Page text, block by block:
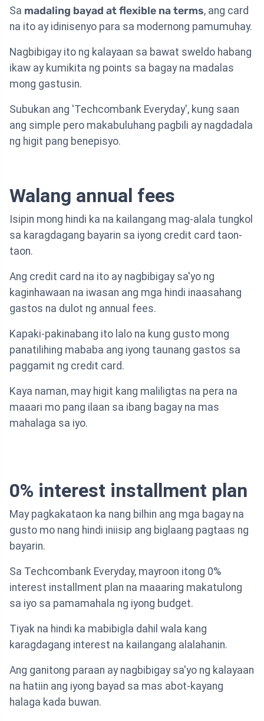
Sa madaling bayad at flexible na terms, ang card
na ito ay idinisenyo para sa modernong pamumuhay.
Nagbibigay ito ng kalayaan sa bawat sweldo habang
ikaw ay kumikita ng points sa bagay na madalas
mong gastusin.
Subukan ang 'Techcombank Everyday', kung saan
ang simple pero makabuluhang pagbili ay nagdadala
ng higit pang benepisyo.
Walang annual fees
Isipin mong hindi ka na kailangang mag-alala tungkol
sa karagdagang bayarin sa iyong credit card taon-
taon.
Ang credit card na ito ay nagbibigay sa'yo ng
kaginhawaan na iwasan ang mga hindi inaasahang
gastos na dulot ng annual fees.
Kapaki-pakinabang ito lalo na kung gusto mong
panatilihing mababa ang iyong taunang gastos sa
paggamit ng credit card.
Kaya naman, may higit kang maliligtas na pera na
maaari mo pang ilaan sa ibang bagay na mas
mahalaga sa iyo.
0% interest installment plan
May pagkakataon ka nang bilhin ang mga bagay na
gusto mo nang hindi iniisip ang biglaang pagtaas ng
bayarin.
Sa Techcombank Everyday, mayroon itong 0%
interest installment plan na maaaring makatulong
sa iyo sa pamamahala ng iyong budget.
Tiyak na hindi ka mabibigla dahil wala kang
karagdagang interest na kailangang alalahanin.
Ang ganitong paraan ay nagbibigay sa'yo ng kalayaan
na hatiin ang iyong bayad sa mas abot-kayang
halaga kada buwan.